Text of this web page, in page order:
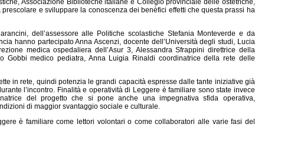
Associazione Biblioteche italiane e Collegio provinciale delle ostetriche,
e sviluppare la conoscenza dei benèfici effetti che questa prassi ha
dell’assessore alle Politiche scolastiche Stefania Monteverde e da
hanno partecipato Anna Ascenzi, docente dell’Università degli studi, Lucia
medica ospedaliera dell’Asur 3, Alessandra Sfrappini direttrice della
Gobbi medico pediatra, Anna Luigia Rinaldi coordinatrice della rete delle
in rete, quindi potenzia le grandi capacità espresse dalle tante iniziative già
l’incontro. Finalità e operatività di Leggere è familiare sono state invece
del progetto che si pone anche una impegnativa sfida operativa,
di maggior svantaggio sociale e culturale.
è familiare come lettori volontari o come collaboratori alle varie fasi del